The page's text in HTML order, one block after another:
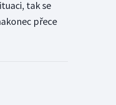
tak se
přece